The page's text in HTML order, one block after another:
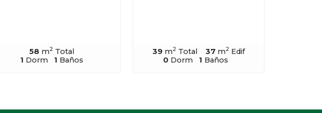
58 m2 Total
1 Dorm 1 Baños
39 m2 Total 37 m2 Edif
0 Dorm 1 Baños